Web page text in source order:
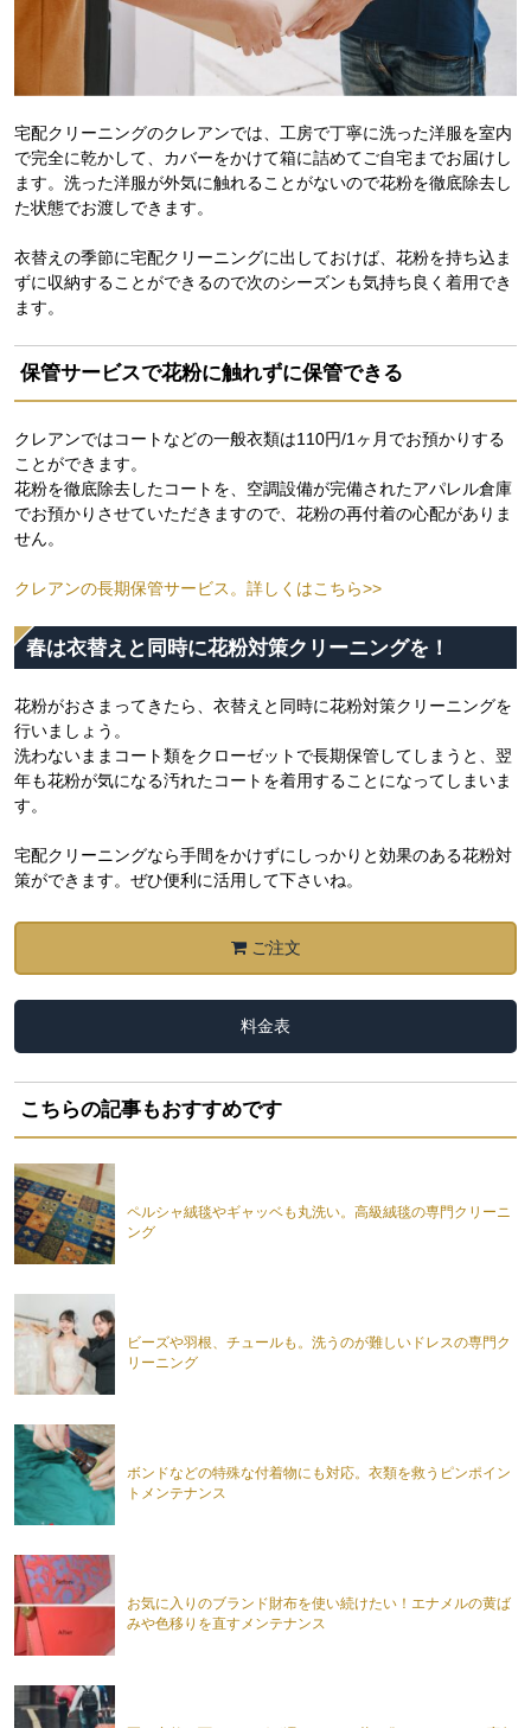
宅配クリーニングのクレアンでは、工房で丁寧に洗った洋服を室内
で完全に乾かして、カバーをかけて箱に詰めてご自宅までお届けし
ます。洗った洋服が外気に触れることがないので花粉を徹底除去し
た状態でお渡しできます。
衣替えの季節に宅配クリーニングに出しておけば、花粉を持ち込ま
ずに収納することができるので次のシーズンも気持ち良く着用でき
ます。
保管サービスで花粉に触れずに保管できる
クレアンではコートなどの一般衣類は110円/1ヶ月でお預かりする
ことができます。
花粉を徹底除去したコートを、空調設備が完備されたアパレル倉庫
でお預かりさせていただきますので、花粉の再付着の心配がありま
せん。
クレアンの長期保管サービス。詳しくはこちら>>
春は衣替えと同時に花粉対策クリーニングを！
花粉がおさまってきたら、衣替えと同時に花粉対策クリーニングを
行いましょう。
洗わないままコート類をクローゼットで長期保管してしまうと、翌
年も花粉が気になる汚れたコートを着用することになってしまいま
す。
宅配クリーニングなら手間をかけずにしっかりと効果のある花粉対
策ができます。ぜひ便利に活用して下さいね。
ご注文
料金表
こちらの記事もおすすめです
ペルシャ絨毯やギャッベも丸洗い。高級絨毯の専門クリーニ
ング
ビーズや羽根、チュールも。洗うのが難しいドレスの専門ク
リーニング
ボンドなどの特殊な付着物にも対応。衣類を救うピンポイン
トメンテナンス
お気に入りのブランド財布を使い続けたい！エナメルの黄ば
みや色移りを直すメンテナンス